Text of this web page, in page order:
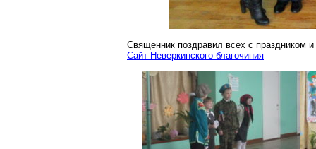
Священник поздравил всех с праздником
Сайт Неверкинского благочиния